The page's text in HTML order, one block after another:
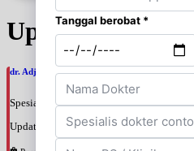
Update Jadwal
dr. Adji Suprajitno, SpPD
Spesialis: Penyakit Dalam
Update terakhir: 2026-08-07 20:37:59